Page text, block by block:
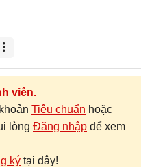
viên.
Tiêu chuẩn hoặc
lòng Đăng nhập để xem
ký tại đây!